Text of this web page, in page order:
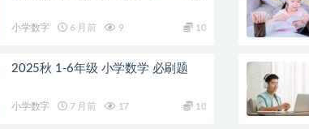
小学数字 6 月前 9 10
2025秋 1-6年级 小学数学 必刷题
小学数字 7 月前 17 10